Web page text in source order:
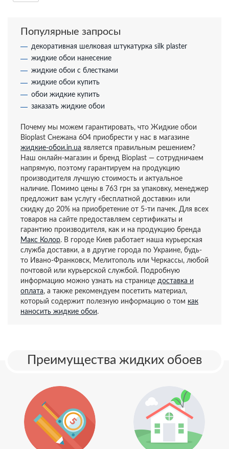
Популярные запросы
декоративная шелковая штукатурка silk plaster
жидкие обои нанесение
жидкие обои с блестками
жидкие обои купить
обои жидкие купить
заказать жидкие обои
Почему мы можем гарантировать, что Жидкие обои
Bioplast Снежана 604 приобрести у нас в магазине
жидкие-обои.in.ua является правильным решением?
Наш онлайн-магазин и бренд Bioplast — сотрудничаем
напрямую, поэтому гарантируем на продукцию
производителя лучшую стоимость и актуальное
наличие. Помимо цены в 763 грн за упаковку, менеджер
предложит вам услугу «бесплатной доставки» или
скидку до 20% на приобретение от 5-ти пачек. Для всех
товаров на сайте предоставляем сертификаты и
гарантию производителя, как и на продукцию бренда
Макс Колор. В городе Киев работает наша курьерская
служба доставки, а в другие города по Украине, будь-
то Ивано-Франковск, Мелитополь или Черкассы, любой
почтовой или курьерской службой. Подробную
информацию можно узнать на странице доставка и
оплата, а также рекомендуем посетить материал,
который содержит полезную информацию о том как
наносить жидкие обои.
Преимущества жидких обоев